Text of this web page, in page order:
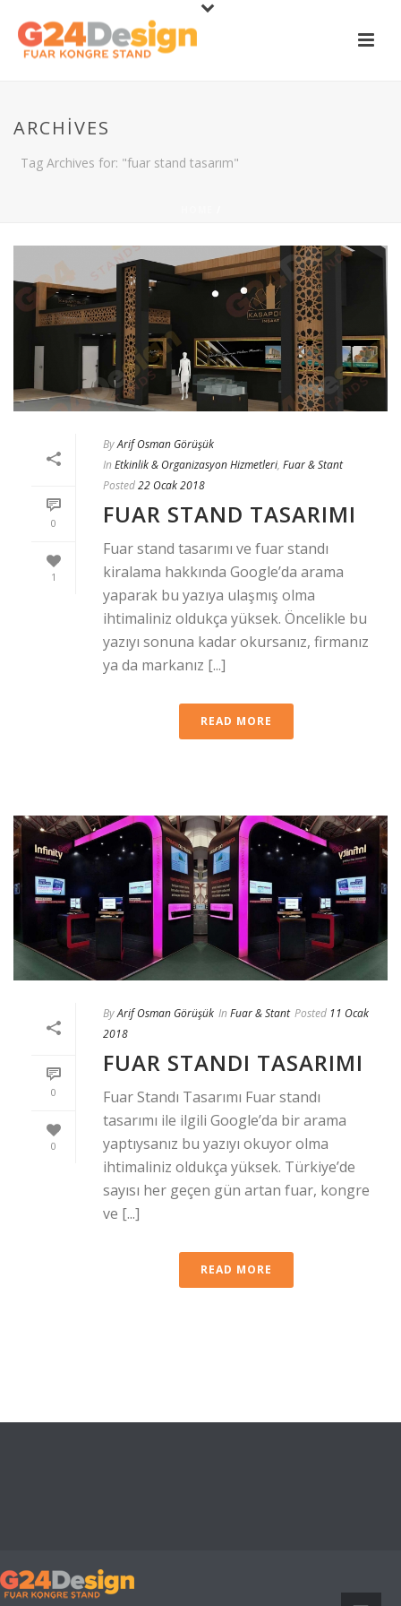
ARCHIVES
Tag Archives for: "fuar stand tasarım"
0
1
ByArif Osman Görüşük
In Etkinlik & Organizasyon Hizmetleri, Fuar & Stant
Posted22 Ocak 2018
FUAR STAND TASARIMI
Fuar stand tasarımı ve fuar standı
kiralama hakkında Google’da arama
yaparak bu yazıya ulaşmış olma
ihtimaliniz oldukça yüksek. Öncelikle bu
yazıyı sonuna kadar okursanız, firmanız
ya da markanız [...]
READ MORE
0
0
ByArif Osman Görüşük In Fuar & Stant Posted 11 Ocak
2018
FUAR STANDI TASARIMI
Fuar Standı Tasarımı Fuar standı
tasarımı ile ilgili Google’da bir arama
yaptıysanız bu yazıyı okuyor olma
ihtimaliniz oldukça yüksek. Türkiye’de
sayısı her geçen gün artan fuar, kongre
ve [...]
READ MORE